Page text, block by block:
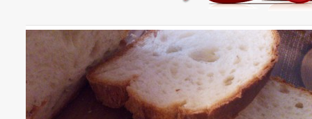
al Miele senza
Valutazione media: (0 / 5)